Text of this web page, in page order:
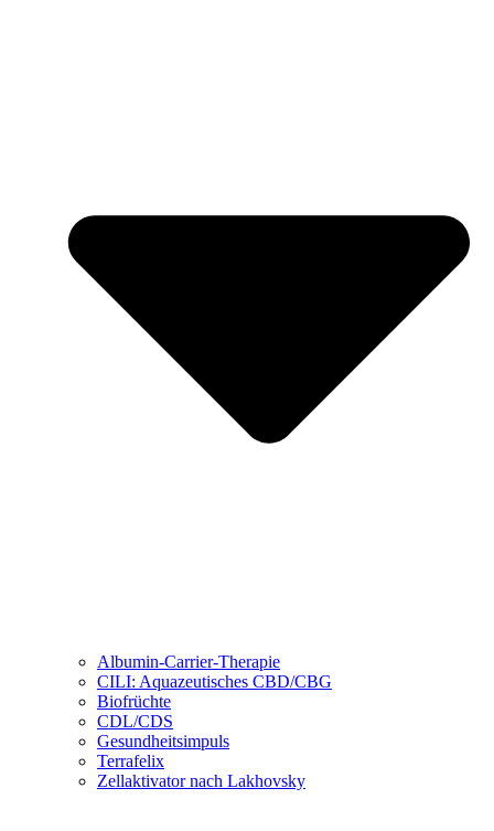
Albumin-Carrier-Therapie
CILI: Aquazeutisches CBD/CBG
Biofrüchte
CDL/CDS
Gesundheitsimpuls
Terrafelix
Zellaktivator nach Lakhovsky